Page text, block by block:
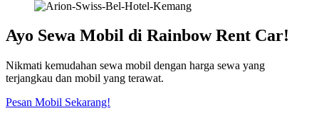
Ayo Sewa Mobil di Rainbow Rent Car!
Nikmati kemudahan sewa mobil dengan harga sewa yang
terjangkau dan mobil yang terawat.
Pesan Mobil Sekarang!